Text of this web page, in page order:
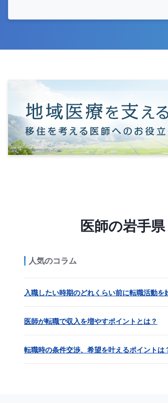
医師の岩手
人気のコラム
入職したい時期のどれくらい前に転職活動を
医師が転職で収入を増やすポイントとは？
転職時の条件交渉、希望を叶えるポイントは